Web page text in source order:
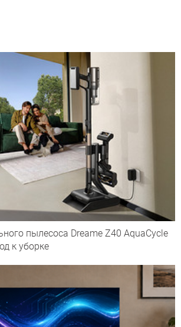
пылесоса Dreame Z40 AquaCycle
к уборке